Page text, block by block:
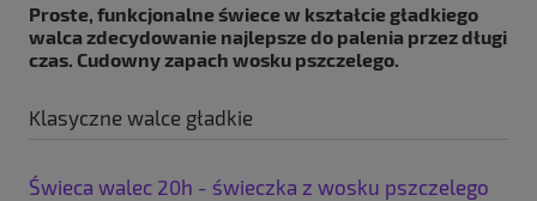
Proste, funkcjonalne świece w kształcie gładkiego
walca zdecydowanie najlepsze do palenia przez długi
czas. Cudowny zapach wosku pszczelego.
Klasyczne walce gładkie
Świeca walec 20h - świeczka z wosku pszczelego